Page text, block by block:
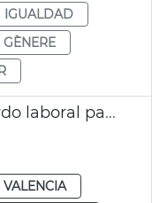
IGUALDAD
El Pleno aprueba el acuerdo laboral para 2024-2027
VALENCIA